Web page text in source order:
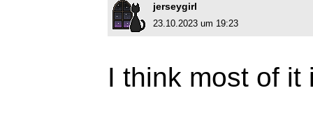
jerseygirl
23.10.2023 um 19:23
I think most of it